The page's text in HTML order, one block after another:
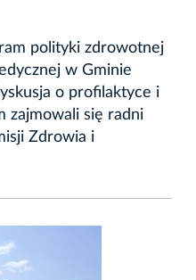
polityki zdrowotnej
w Gminie
o profilaktyce i
zajmowali się radni
Zdrowia i